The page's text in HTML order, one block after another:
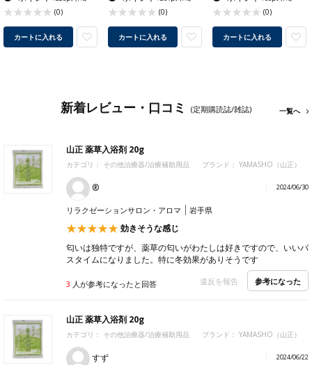
(0)
カートに入れる
(0)
カートに入れる
(0)
カートに入れる
新着レビュー・口コミ (定期購読誌/雑誌) 一覧へ
山正 薬草入浴剤 20g
カテゴリ： その他治療器/治療補助用品 ブランド： YAMASHO（山正）
®️ 2024/06/30
リラクゼーションサロン・アロマ 岩手県
効きそうな感じ
匂いは独特ですが、薬草の匂いがわたしは好きですので、いいバ
スタイムになりました。特に冬効果がありそうです
3 人が参考になったと回答 違反を報告 参考になった
山正 薬草入浴剤 20g
カテゴリ： その他治療器/治療補助用品 ブランド： YAMASHO（山正）
すず 2024/06/22